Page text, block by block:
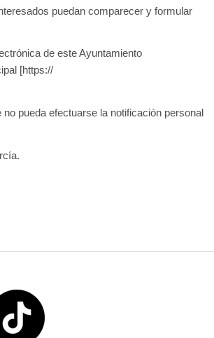
puedan comparecer y formular
de este Ayuntamiento
[https://
pueda efectuarse la notificación personal